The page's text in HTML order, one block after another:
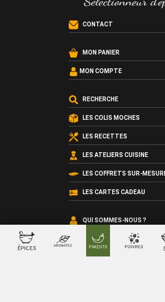
CONTACT
MON PANIER
MON COMPTE
RECHERCHE
LES COLIS MOCHES
LES RECETTES
LES ATELIERS CUISINE
LES COFFRETS SUR-
LES CARTES CADEAU
QUI SOMMES-NOUS ?
LES CONDITIONS